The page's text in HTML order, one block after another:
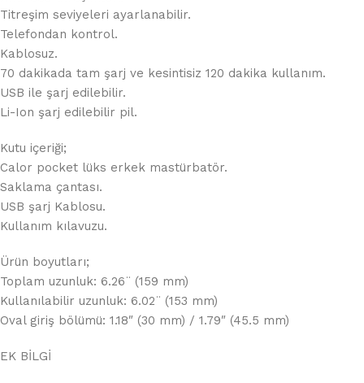
Titreşim seviyeleri ayarlanabilir.
Telefondan kontrol.
Kablosuz.
70 dakikada tam şarj ve kesintisiz 120 dakika kullanım.
USB ile şarj edilebilir.
Li-Ion şarj edilebilir pil.
Kutu içeriği;
Calor pocket lüks erkek mastürbatör.
Saklama çantası.
USB şarj Kablosu.
Kullanım kılavuzu.
Ürün boyutları;
Toplam uzunluk: 6.26¨ (159 mm)
Kullanılabilir uzunluk: 6.02¨ (153 mm)
Oval giriş bölümü: 1.18″ (30 mm) / 1.79″ (45.5 mm)
EK BİLGİ